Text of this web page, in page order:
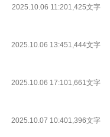
2025.10.06 11:201,425文字
2025.10.06 13:451,444文字
2025.10.06 17:101,661文字
2025.10.07 10:401,396文字